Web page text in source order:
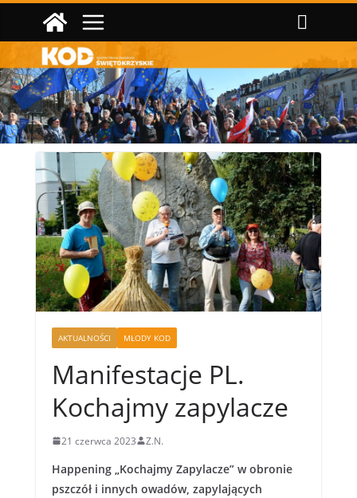
AKTUALNOŚCI MŁODY KOD
Manifestacje PL.
Kochajmy zapylacze
21 czerwca 2023 Z.N.
Happening „Kochajmy Zapylacze” w obronie
pszczół i innych owadów, zapylających